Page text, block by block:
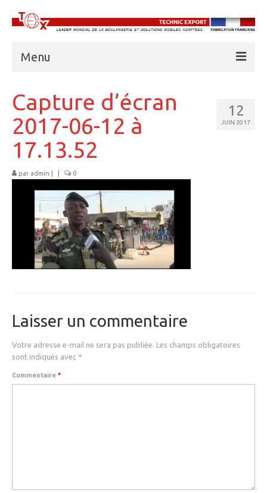
Menu
BOULANGERIES
CUISINES
UNITÉS FRIGORIFIQUES
EAU
ABRIS AMD
BASE VIE
FORMATION PROFESSIONNELLE
EVENEMENTS
MEDIAS
12
JUIN 2017
Capture d’écran
2017-06-12 à
17.13.52
par admin 0
Laisser un commentaire
Votre adresse e-mail ne sera pas publiée. Les champs obligatoires
sont indiqués avec *
Commentaire *